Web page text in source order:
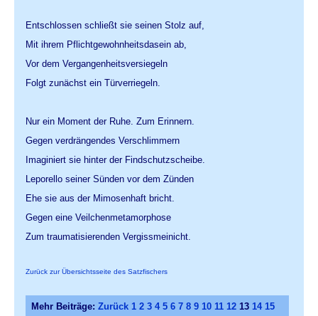
Entschlossen schließt sie seinen Stolz auf,
Mit ihrem Pflichtgewohnheitsdasein ab,
Vor dem Vergangenheitsversiegeln
Folgt zunächst ein Türverriegeln.
Nur ein Moment der Ruhe. Zum Erinnern.
Gegen verdrängendes Verschlimmern
Imaginiert sie hinter der Findschutzscheibe.
Leporello seiner Sünden vor dem Zünden
Ehe sie aus der Mimosenhaft bricht.
Gegen eine Veilchenmetamorphose
Zum traumatisierenden Vergissmeinicht.
Zurück zur Übersichtsseite des Satzfischers
Mehr Beiträge: Zurück 1 2 3 4 5 6 7 8 9 10 11 12 13 14 15